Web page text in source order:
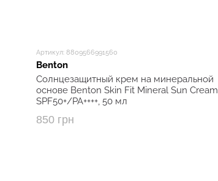
Артикул: 8809566991560
Benton
Солнцезащитный крем на минеральной
основе Benton Skin Fit Mineral Sun Cream
SPF50+/PA++++, 50 мл
850 грн